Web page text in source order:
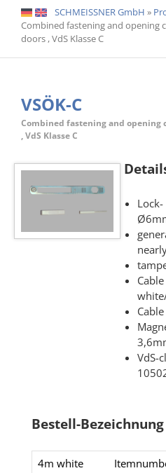
DE EN SCHMEISSNER GmbH »
Combined fastening and opening
doors , VdS Klasse C
VSÖK-C
Combined fastening and opening
, VdS Klasse C
VdS-
Bestell-Bezeichnung
4m white